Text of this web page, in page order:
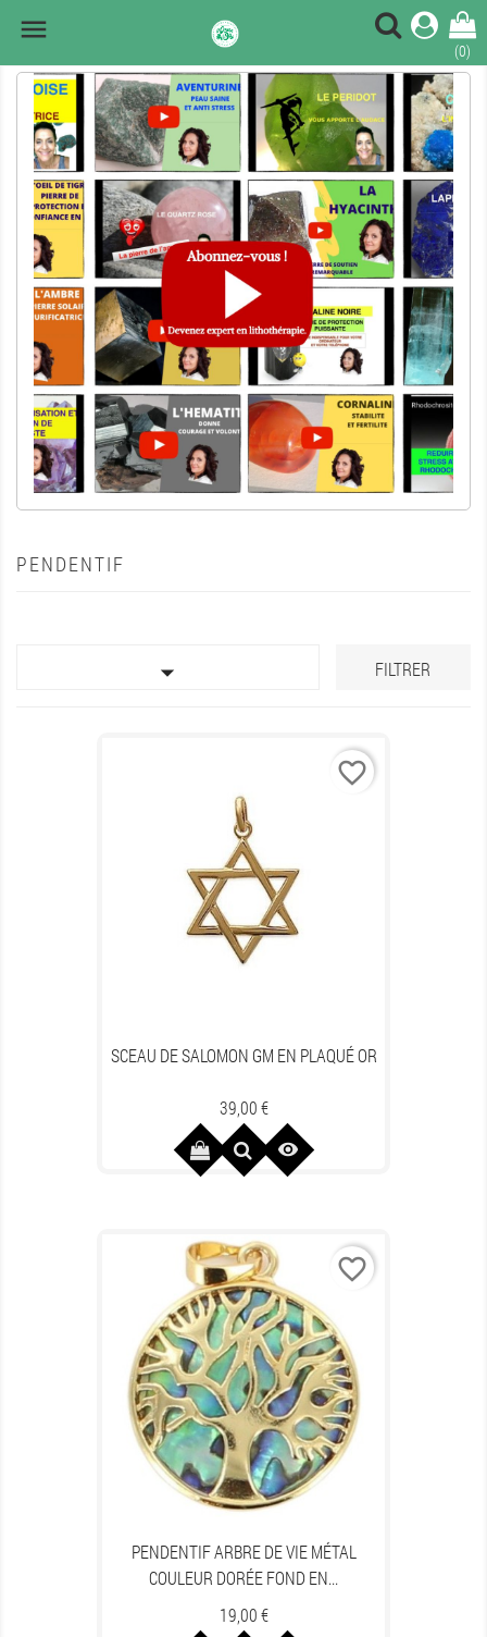

(0)
PENDENTIF
 FILTRER
favorite_border
SCEAU DE SALOMON GM EN PLAQUÉ OR
Prix
39,00 €

favorite_border
PENDENTIF ARBRE DE VIE MÉTAL
COULEUR DORÉE FOND EN...
Prix
19,00 €